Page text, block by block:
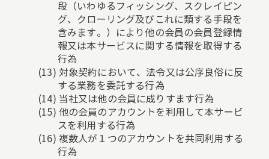
段（いわゆるフィッシング、スクレイピン
グ、クローリング及びこれに類する手段を
含みます。）により他の会員の会員登録情
報又は本サービスに関する情報を取得する
行為
対象契約において、法令又は公序良俗に反
する業務を委託する行為
当社又は他の会員に成りすます行為
他の会員のアカウントを利用して本サービ
スを利用する行為
複数人が１つのアカウントを共同利用する
行為